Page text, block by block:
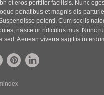
et eros porttitor facilisis. Nunc
penatibus et magnis dis
potenti. Cum sociis
nascetur ridiculus mus. Nunc
sed. Aenean viverra sagittis